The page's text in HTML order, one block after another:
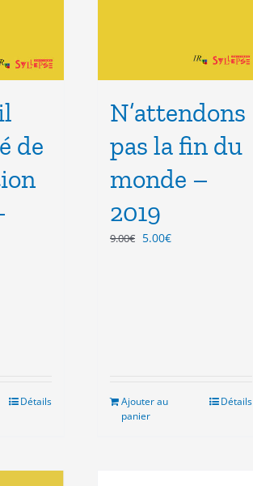
de
Détails
N’attendons
pas la fin du
monde –
2019
9.00€ Le
5.00€Le
Ajouter au
panier
Détails